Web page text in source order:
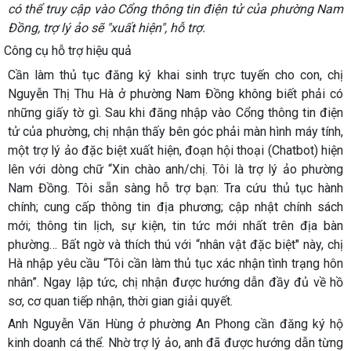
có thể truy cập vào Cổng thông tin điện tử của phường Nam
Đồng, trợ lý ảo sẽ "xuất hiện", hỗ trợ.
Công cụ hỗ trợ hiệu quả
Cần làm thủ tục đăng ký khai sinh trực tuyến cho con, chị
Nguyễn Thị Thu Hà ở phường Nam Đồng không biết phải có
những giấy tờ gì. Sau khi đăng nhập vào Cổng thông tin điện
tử của phường, chị nhận thấy bên góc phải màn hình máy tính,
một trợ lý ảo đặc biệt xuất hiện, đoạn hội thoại (Chatbot) hiện
lên với dòng chữ “Xin chào anh/chị. Tôi là trợ lý ảo phường
Nam Đồng. Tôi sẵn sàng hỗ trợ bạn: Tra cứu thủ tục hành
chính; cung cấp thông tin địa phương; cập nhật chính sách
mới; thông tin lịch, sự kiện, tin tức mới nhất trên địa bàn
phường… Bất ngờ và thích thú với “nhân vật đặc biệt" này, chị
Hà nhập yêu cầu “Tôi cần làm thủ tục xác nhận tình trạng hôn
nhân”. Ngay lập tức, chị nhận được hướng dẫn đầy đủ về hồ
sơ, cơ quan tiếp nhận, thời gian giải quyết.
Anh Nguyễn Văn Hùng ở phường An Phong cần đăng ký hộ
kinh doanh cá thể. Nhờ trợ lý ảo, anh đã được hướng dẫn từng